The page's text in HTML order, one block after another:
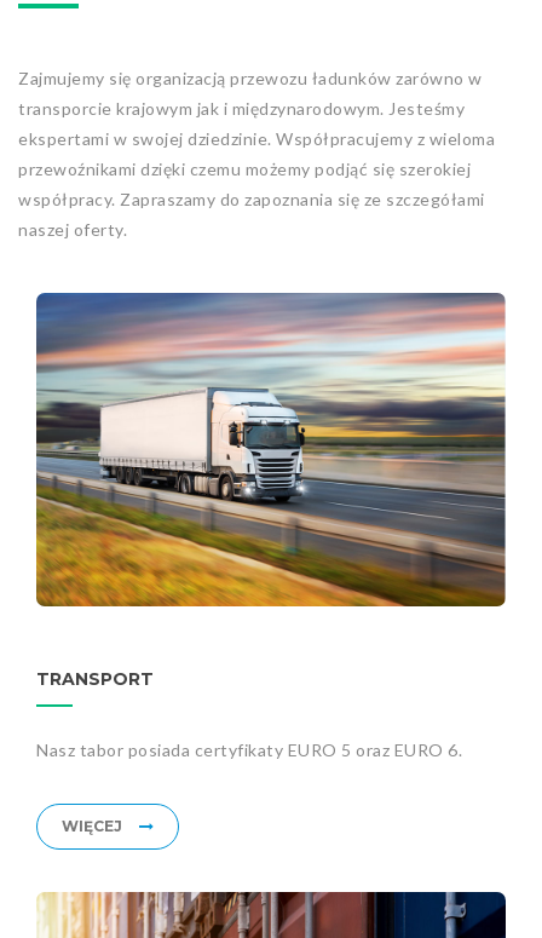
Zajmujemy się organizacją przewozu ładunków zarówno w
transporcie krajowym jak i międzynarodowym. Jesteśmy
ekspertami w swojej dziedzinie. Współpracujemy z wieloma
przewoźnikami dzięki czemu możemy podjąć się szerokiej
współpracy. Zapraszamy do zapoznania się ze szczegółami
naszej oferty.
TRANSPORT
Nasz tabor posiada certyfikaty EURO 5 oraz EURO 6.
WIĘCEJ